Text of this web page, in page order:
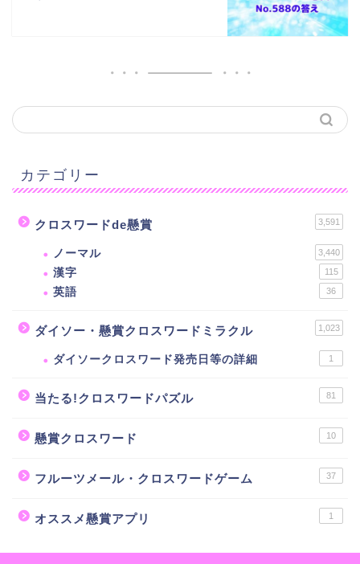
カテゴリー
クロスワードde懸賞 3,591
ノーマル 3,440
漢字 115
英語 36
ダイソー・懸賞クロスワードミラクル 1,023
ダイソークロスワード発売日等の詳細 1
当たる!クロスワードパズル 81
懸賞クロスワード 10
フルーツメール・クロスワードゲーム 37
オススメ懸賞アプリ 1